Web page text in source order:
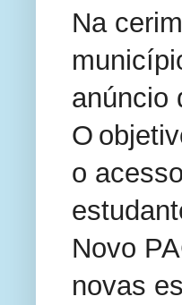
Na
anúncio
O
o
Novo
novas